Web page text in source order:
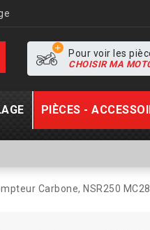
Pour voir les
CHOISIR MA
PIÈCES -
Carbone, NSR250 MC28